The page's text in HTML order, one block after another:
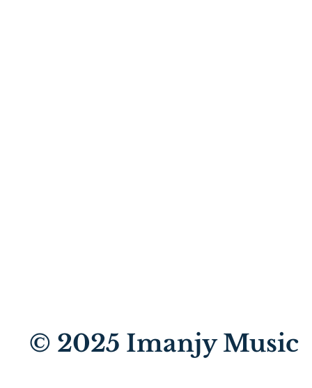
© 2025 Imanjy Music